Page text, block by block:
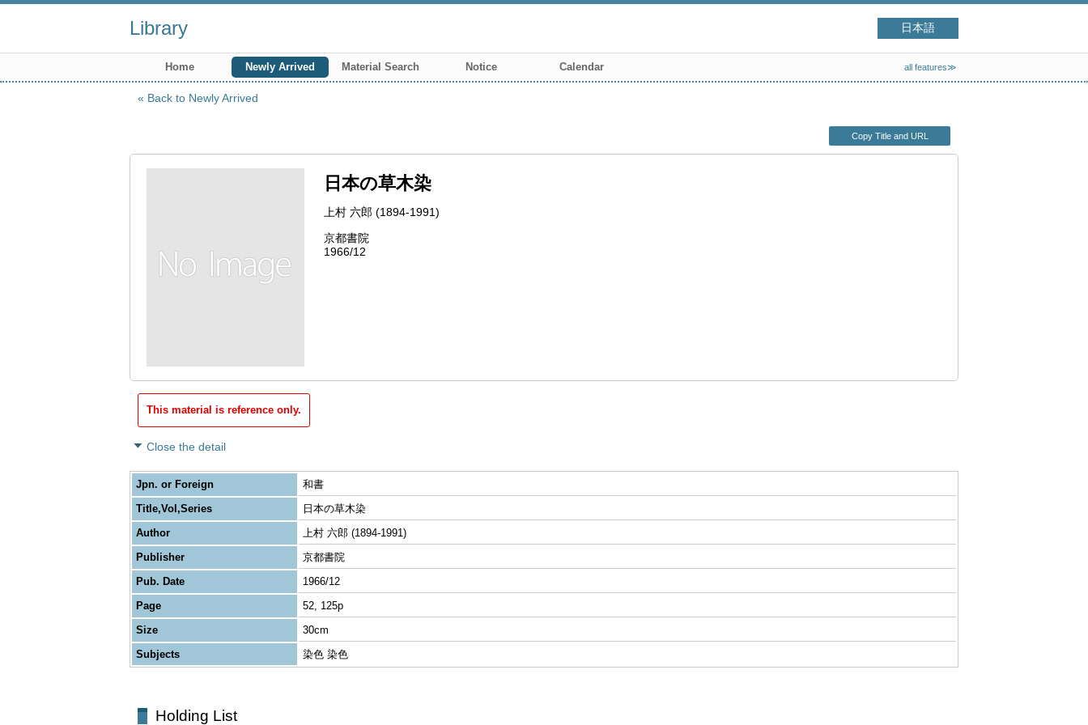
Library 日本語
Home Newly Arrived Material Search Notice Calendar all features≫
Back to Newly Arrived
Copy Title and URL
日本の草木染
上村 六郎 (1894-1991)
京都書院
1966/12
This material is reference only.
Close the detail
Jpn. or Foreign
和書
Title,Vol,Series
日本の草木染
Author
上村 六郎 (1894-1991)
Publisher
京都書院
Pub. Date
1966/12
Page
52, 125p
Size
30cm
Subjects
染色 染色
Holding List